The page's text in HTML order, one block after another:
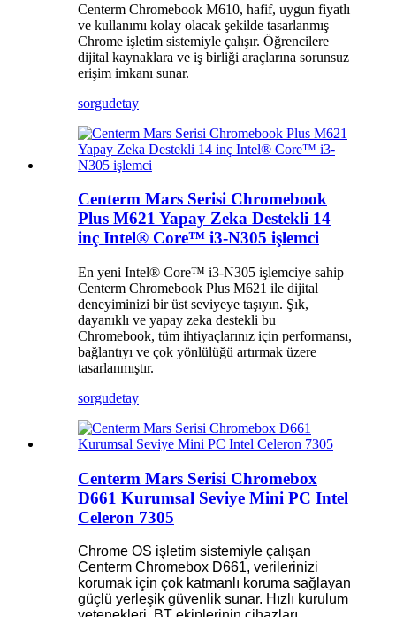
Centerm Chromebook M610, hafif, uygun fiyatlı
ve kullanımı kolay olacak şekilde tasarlanmış
Chrome işletim sistemiyle çalışır. Öğrencilere
dijital kaynaklara ve iş birliği araçlarına sorunsuz
erişim imkanı sunar.
sorgudetay
Centerm Mars Serisi Chromebook
Plus M621 Yapay Zeka Destekli 14
inç Intel® Core™ i3-N305 işlemci
En yeni Intel® Core™ i3-N305 işlemciye sahip
Centerm Chromebook Plus M621 ile dijital
deneyiminizi bir üst seviyeye taşıyın. Şık,
dayanıklı ve yapay zeka destekli bu
Chromebook, tüm ihtiyaçlarınız için performansı,
bağlantıyı ve çok yönlülüğü artırmak üzere
tasarlanmıştır.
sorgudetay
Centerm Mars Serisi Chromebox
D661 Kurumsal Seviye Mini PC Intel
Celeron 7305
Chrome OS işletim sistemiyle çalışan
Centerm Chromebox D661, verilerinizi
korumak için çok katmanlı koruma sağlayan
güçlü yerleşik güvenlik sunar. Hızlı kurulum